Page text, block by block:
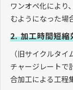
ワンオペ化により
むようになった場
2. 加工時間短縮
（旧サイクルタ
チャージレートで
合加工による工程